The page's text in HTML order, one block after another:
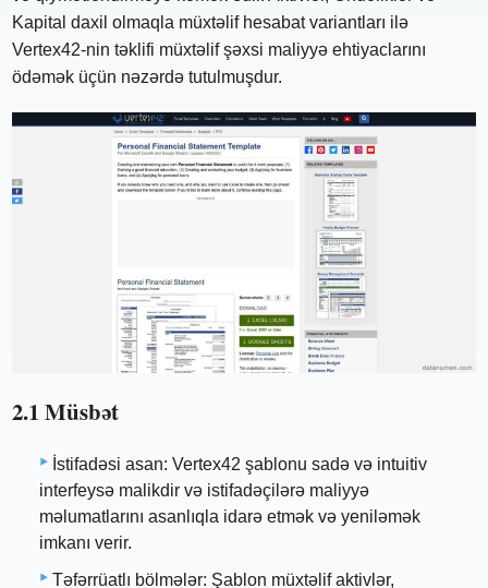
Kapital daxil olmaqla müxtəlif hesabat variantları ilə
Vertex42-nin təklifi müxtəlif şəxsi maliyyə ehtiyaclarını
ödəmək üçün nəzərdə tutulmuşdur.
2.1 Müsbət
İstifadəsi asan: Vertex42 şablonu sadə və intuitiv
interfeysə malikdir və istifadəçilərə maliyyə
məlumatlarını asanlıqla idarə etmək və yeniləmək
imkanı verir.
Təfərrüatlı bölmələr: Şablon müxtəlif aktivlər,